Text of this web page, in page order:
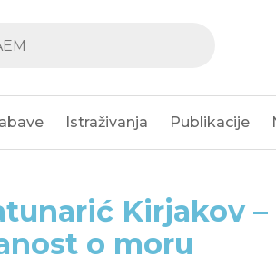
Istraživanja Publikacije
Kirjakov
o moru